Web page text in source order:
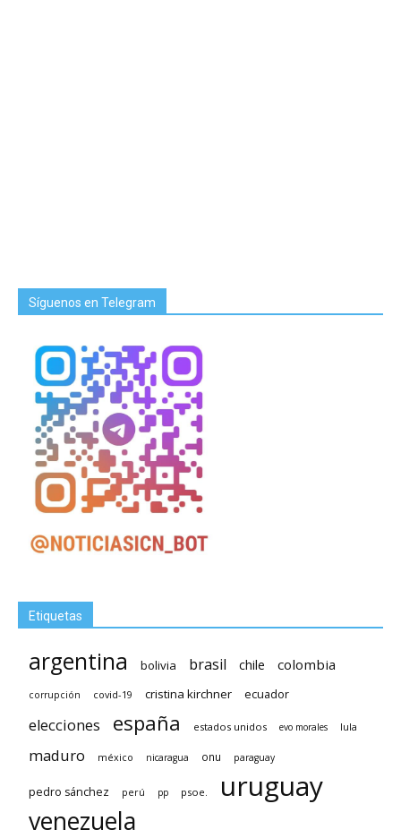
Síguenos en Telegram
Etiquetas
argentina bolivia brasil chile colombia
corrupción covid-19 cristina kirchner ecuador
elecciones españa estados unidos evo morales lula
maduro méxico nicaragua onu paraguay
pedro sánchez perú pp psoe. uruguay
venezuela